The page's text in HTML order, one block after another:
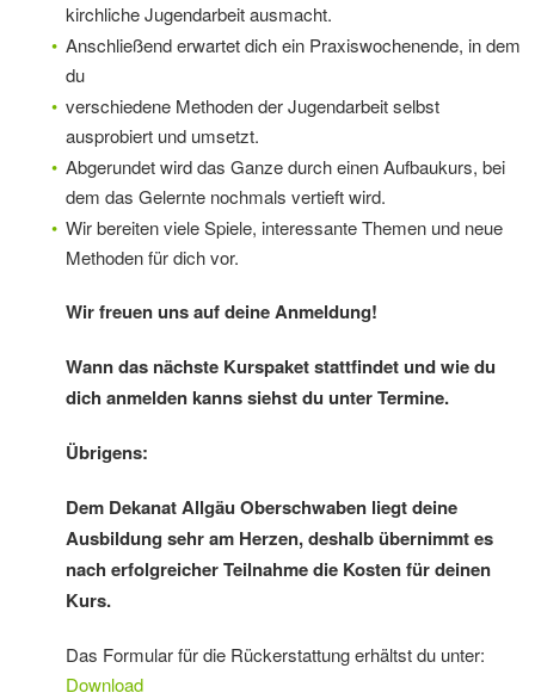
kirchliche Jugendarbeit ausmacht.
Anschließend erwartet dich ein Praxiswochenende, in dem
du
verschiedene Methoden der Jugendarbeit selbst
ausprobiert und umsetzt.
Abgerundet wird das Ganze durch einen Aufbaukurs, bei
dem das Gelernte nochmals vertieft wird.
Wir bereiten viele Spiele, interessante Themen und neue
Methoden für dich vor.
Wir freuen uns auf deine Anmeldung!
Wann das nächste Kurspaket stattfindet und wie du
dich anmelden kanns siehst du unter Termine.
Übrigens:
Dem Dekanat Allgäu Oberschwaben liegt deine
Ausbildung sehr am Herzen, deshalb übernimmt es
nach erfolgreicher Teilnahme die Kosten für deinen
Kurs.
Das Formular für die Rückerstattung erhältst du unter:
Download